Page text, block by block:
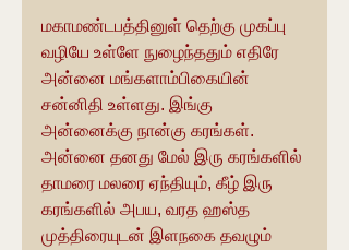
மகாமண்டபத்தினுள் தெற்கு முகப்பு
வழியே உள்ளே நுழைந்ததும் எதிரே
அன்னை மங்களாம்பிகையின்
சன்னிதி உள்ளது. இங்கு
அன்னைக்கு நான்கு கரங்கள்.
அன்னை தனது மேல் இரு கரங்களில்
தாமரை மலரை ஏந்தியும், கீழ் இரு
கரங்களில் அபய, வரத ஹஸ்த
முத்திரையுடன் இளநகை தவழும்